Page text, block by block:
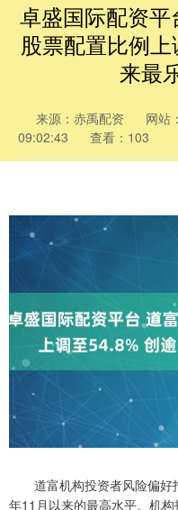
卓盛国际配资
股票配置比例
来最
来源：赤禹配资 网站
09:02:43
查看：103
道富机构投资者风险偏好
年11月以来的最高水平。机